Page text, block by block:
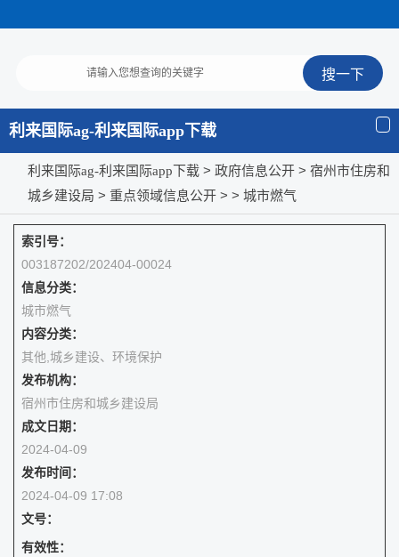
利来国际ag-利来国际app下载
利来国际ag-利来国际app下载 > 政府信息公开 > 宿州市住房和
城乡建设局 > 重点领域信息公开 > > 城市燃气
索引号：
003187202/202404-00024
信息分类：
城市燃气
内容分类：
其他,城乡建设、环境保护
发布机构：
宿州市住房和城乡建设局
成文日期：
2024-04-09
发布时间：
2024-04-09 17:08
文号：
有效性：